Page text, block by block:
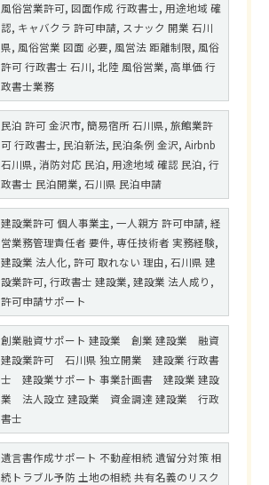
風俗営業許可, 図面作成 行政書士, 用途地域 確
認, キャバクラ 許可申請, スナック 開業 石川
県, 風俗営業 図面 必要, 風営法 距離制限, 風俗
許可 行政書士 石川, 北陸 風俗営業, 高単価 行
政書士業務
民泊 許可 金沢市, 簡易宿所 石川県, 旅館業許
可 行政書士, 民泊新法, 民泊条例 金沢, Airbnb
石川県, 消防対応 民泊, 用途地域 確認 民泊, 行
政書士 民泊開業, 石川県 民泊申請
建設業許可 個人事業主, 一人親方 許可申請, 経
営業務管理責任者 要件, 専任技術者 実務経験,
建設業 法人化, 許可 取れない 理由, 石川県 建
設業許可, 行政書士 建設業, 建設業 法人成り,
許可申請サポート
創業融資サポート 建設業 創業 建設業 融資
建設業許可 石川県 独立開業 建設業 行政書
士 建設業サポート 事業計画書 建設業 建設
業 法人設立 建設業 資金調達 建設業 行政
書士
遺言書作成サポート 不動産相続 遺留分対策 相
続トラブル予防 土地の相続 共有名義のリスク